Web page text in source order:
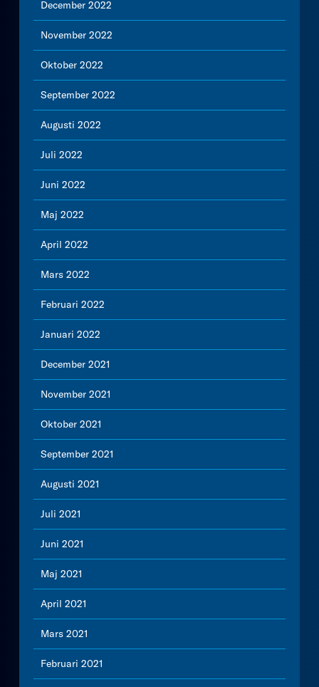
December 2022
November 2022
Oktober 2022
September 2022
Augusti 2022
Juli 2022
Juni 2022
Maj 2022
April 2022
Mars 2022
Februari 2022
Januari 2022
December 2021
November 2021
Oktober 2021
September 2021
Augusti 2021
Juli 2021
Juni 2021
Maj 2021
April 2021
Mars 2021
Februari 2021